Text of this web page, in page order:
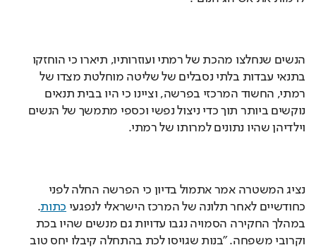
הנשים שנחלצו מהכת של רמתי ועוזרותיו, תיארו כי הוחזקו
בתנאי עבדות בלתי נסבלים של שליטה מוחלטת מצדו של
רמתי, החשוד המרכזי בפרשה, וציינו כי היו בבית תנאים
נוקשים ביותר תוך כדי ניצול נפשי וכספי מתמשך של הנשים
וילדיהן שהיו נתונים למרותו של רמתי.
נציג המשטרה אמר אתמול בדיון כי הפרשה החלה לפני
כחודשיים לאחר תלונה של המרכז הישראלי לנפגעי כתות .
במהלך החקירה הסמויה נגבו עדויות גם מנשים שהיו בכת
וקרובי משפחה. "בנות שגויסו לכת בהתחלה קיבלו יחס טוב